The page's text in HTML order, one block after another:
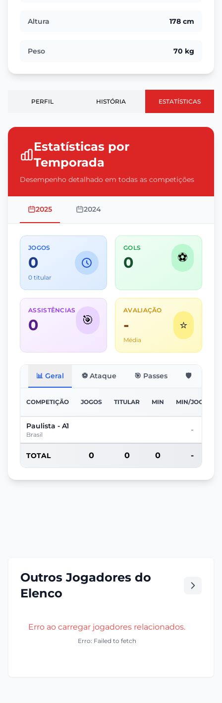
Altura 178 cm
Peso 70 kg
PERFIL HISTÓRIA ESTATÍSTICAS
Estatísticas por
Temporada
Desempenho detalhado em todas as competições
2025 2024
JOGOS
0
0 titular
GOLS
0 ⚽
ASSISTÊNCIAS
0 🎯
AVALIAÇÃO
-
Média
⭐
📊 Geral ⚽ Ataque 🎯 Passes 🛡️ Defesa
COMPETIÇÃO JOGOS TITULAR MIN MIN/JOGO
Paulista - A1
Brasil
-
TOTAL 0 0 0 -
Outros Jogadores do
Elenco
Erro ao carregar jogadores relacionados.
Erro: Failed to fetch